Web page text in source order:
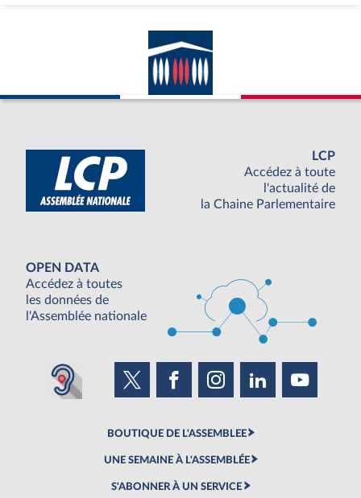
LCP
Accédez à toute
l'actualité de
la Chaine Parlementaire
OPEN DATA
Accédez à toutes
les données de
l'Assemblée nationale
BOUTIQUE DE L'ASSEMBLEE
UNE SEMAINE À L'ASSEMBLÉE
S'ABONNER À UN SERVICE